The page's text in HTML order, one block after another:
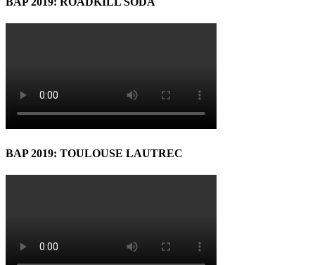
BAP 2019: TOULOUSE LAUTREC